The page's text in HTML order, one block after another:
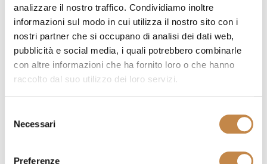
analizzare il nostro traffico. Condividiamo inoltre
informazioni sul modo in cui utilizza il nostro sito con i
nostri partner che si occupano di analisi dei dati web,
pubblicità e social media, i quali potrebbero combinarle
con altre informazioni che ha fornito loro o che hanno
raccolto dal suo utilizzo dei loro servizi.
delNecessari
Preferenze